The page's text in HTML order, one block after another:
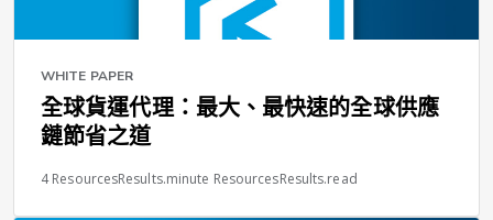
WHITE PAPER
全球貨運代理：最大、最快速的全球供應
鏈節省之道
4 ResourcesResults.minute ResourcesResults.read